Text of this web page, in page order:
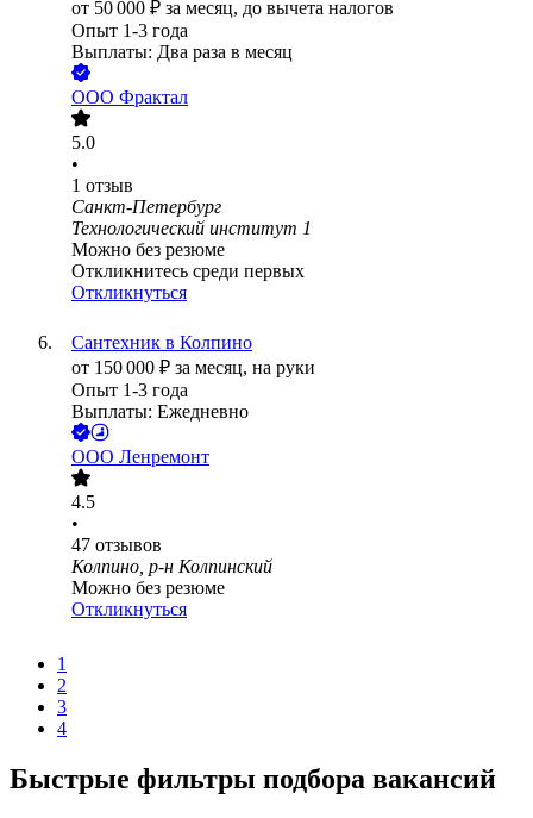
от 50 000 ₽ за месяц, до вычета налогов
Опыт 1-3 года
Выплаты: Два раза в месяц
ООО Фрактал
5.0
•
1 отзыв
Санкт-Петербург
Технологический институт 1
Можно без резюме
Откликнитесь среди первых
Откликнуться
Сантехник в Колпино
от 150 000 ₽ за месяц, на руки
Опыт 1-3 года
Выплаты: Ежедневно
ООО Ленремонт
4.5
•
47 отзывов
Колпино, р-н Колпинский
Можно без резюме
Откликнуться
1
2
3
4
Быстрые фильтры подбора вакансий